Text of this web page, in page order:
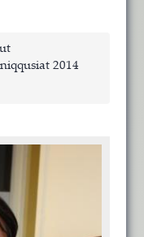
2014